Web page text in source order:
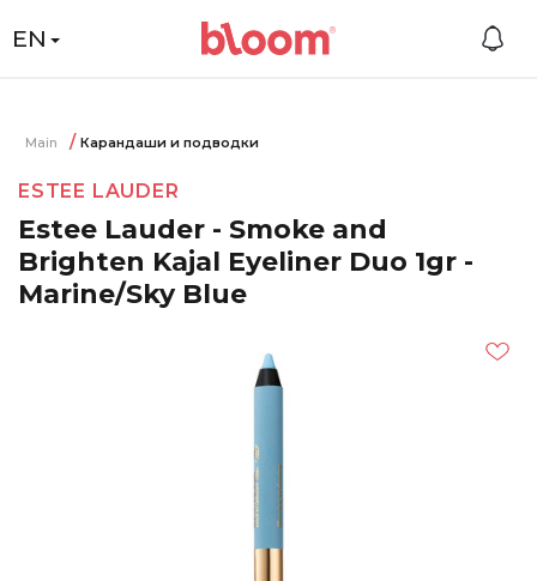
EN
Main Карандаши и подводки
ESTEE LAUDER
Estee Lauder - Smoke and
Brighten Kajal Eyeliner Duo 1gr -
Marine/Sky Blue